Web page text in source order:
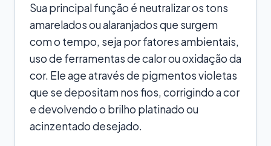
Sua principal função é neutralizar os tons
amarelados ou alaranjados que surgem
com o tempo, seja por fatores ambientais,
uso de ferramentas de calor ou oxidação da
cor. Ele age através de pigmentos violetas
que se depositam nos fios, corrigindo a cor
e devolvendo o brilho platinado ou
acinzentado desejado.